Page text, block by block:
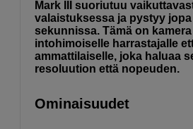
Mark III suoriutuu
valaistuksessa ja pystyy jopa
sekunnissa. Tämä on
intohimoiselle harrastajalle
ammattilaiselle, joka haluaa
resoluution että nopeuden.
Ominaisuudet